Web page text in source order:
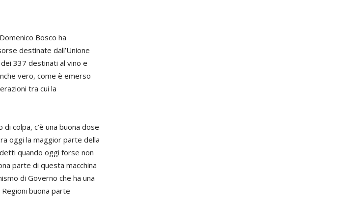
Bosco ha
destinate dall’Unione
337 destinati al vino e
vero, come è emerso
tra cui la
colpa, c’è una buona dose
oggi la maggior parte della
quando oggi forse non
parte di questa macchina
di Governo che ha una
buona parte